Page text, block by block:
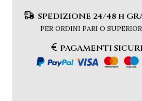
SPEDIZIONE 24/48 h
PER ORDINI PARI O
PAGAMENTI